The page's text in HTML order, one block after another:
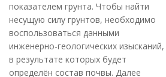
показателем грунта. Чтобы найти
несущую силу грунтов, необходимо
воспользоваться данными
инженерно-геологических изысканий,
в результате которых будет
определён состав почвы. Далее